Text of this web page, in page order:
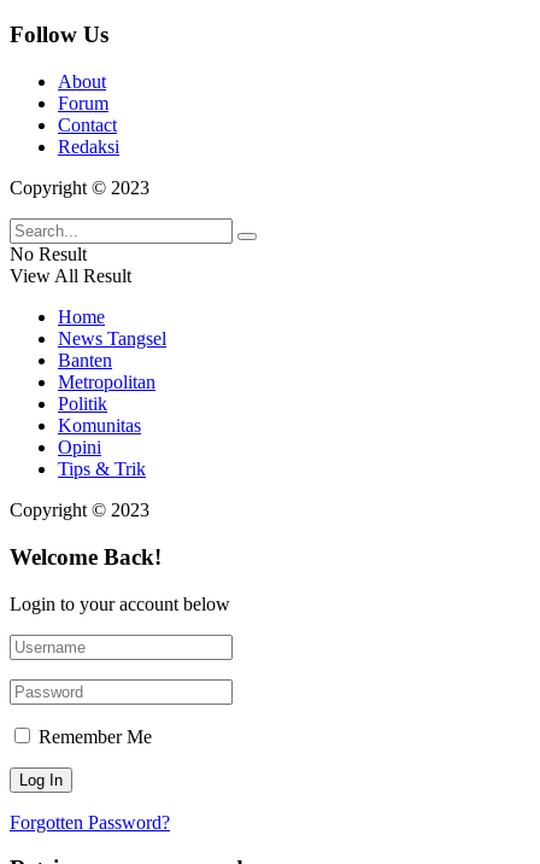
Follow Us
About
Forum
Contact
Redaksi
Copyright © 2023
No Result
View All Result
Home
News Tangsel
Banten
Metropolitan
Politik
Komunitas
Opini
Tips & Trik
Copyright © 2023
Welcome Back!
Login to your account below
Remember Me
Forgotten Password?